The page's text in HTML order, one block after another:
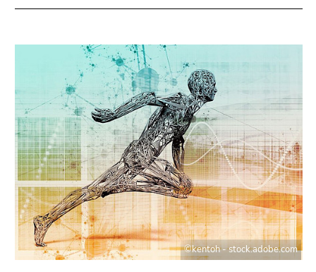
©kentoh - stock.adobe.com